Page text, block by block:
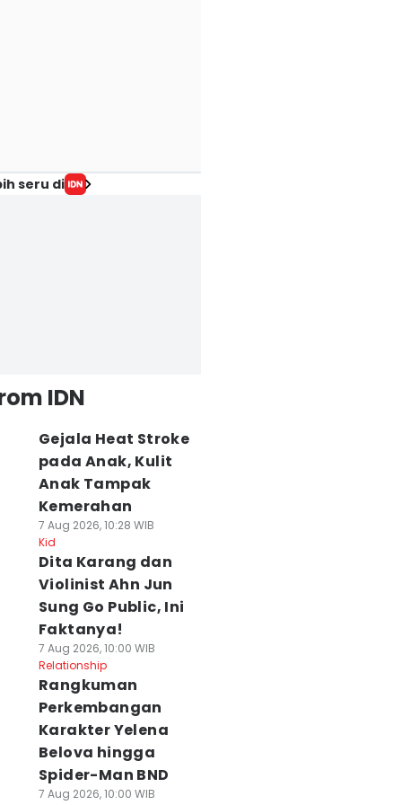
seru di
IDN
Gejala Heat Stroke
pada Anak, Kulit
Anak Tampak
Kemerahan
7 Aug 2026, 10:28 WIB
Kid
Dita Karang dan
Violinist Ahn Jun
Sung Go Public, Ini
Faktanya!
7 Aug 2026, 10:00 WIB
Relationship
Rangkuman
Perkembangan
Karakter Yelena
Belova hingga
Spider-Man BND
7 Aug 2026, 10:00 WIB